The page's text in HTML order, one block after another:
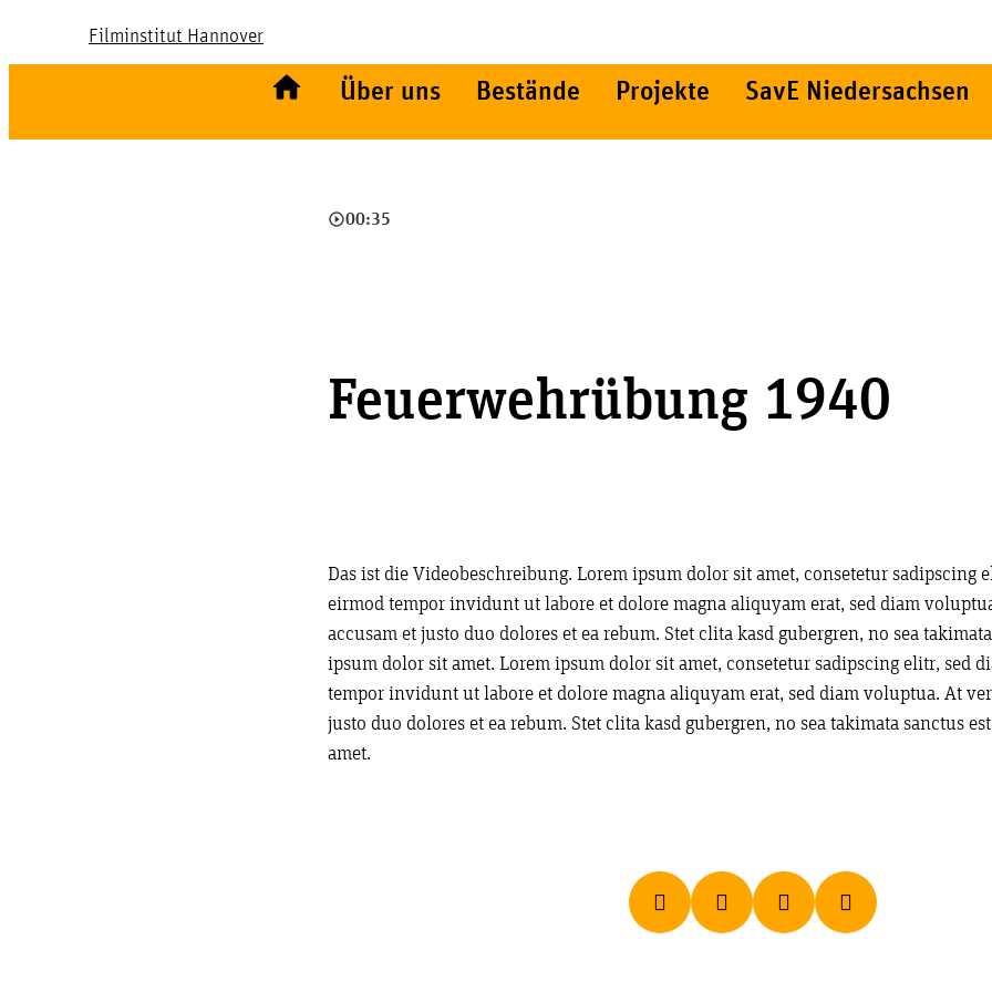
Filminstitut Hannover
Über uns Bestände Projekte SavE Niedersachsen
play_circle_outline00:35
Feuerwehrübung 1940
Das ist die Videobeschreibung. Lorem ipsum dolor sit amet, consetetur sadipscing
eirmod tempor invidunt ut labore et dolore magna aliquyam erat, sed diam
accusam et justo duo dolores et ea rebum. Stet clita kasd gubergren, no sea
ipsum dolor sit amet. Lorem ipsum dolor sit amet, consetetur sadipscing elitr, sed
tempor invidunt ut labore et dolore magna aliquyam erat, sed diam voluptua. At
justo duo dolores et ea rebum. Stet clita kasd gubergren, no sea takimata sanctus
amet.